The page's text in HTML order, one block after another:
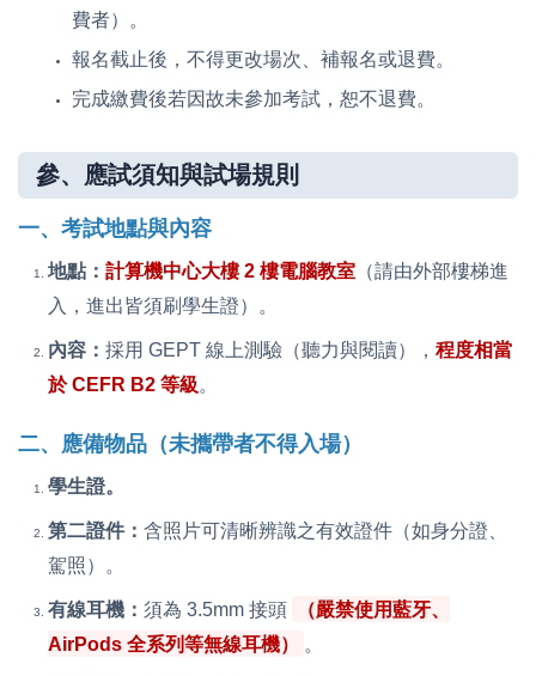
費者）。
報名截止後，不得更改場次、補報名或退費。
完成繳費後若因故未參加考試，恕不退費。
參、應試須知與試場規則
一、考試地點與內容
地點： 計算機中心大樓 2 樓電腦教室 （請由外部樓梯進
入，進出皆須刷學生證）。
內容： 採用 GEPT 線上測驗（聽力與閱讀）， 程度相當
於 CEFR B2 等級。
二、應備物品（未攜帶者不得入場）
學生證。
第二證件： 含照片可清晰辨識之有效證件（如身分證、
駕照）。
有線耳機： 須為 3.5mm 接頭
（嚴禁使用藍牙、
AirPods 全系列等無線耳機）
。